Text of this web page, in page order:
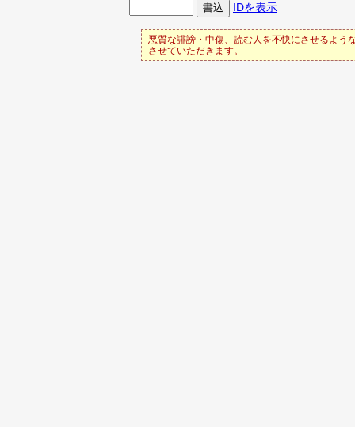
IDを表示
悪質な誹謗・中傷、読む人を不快にさせるよう
させていただきます。